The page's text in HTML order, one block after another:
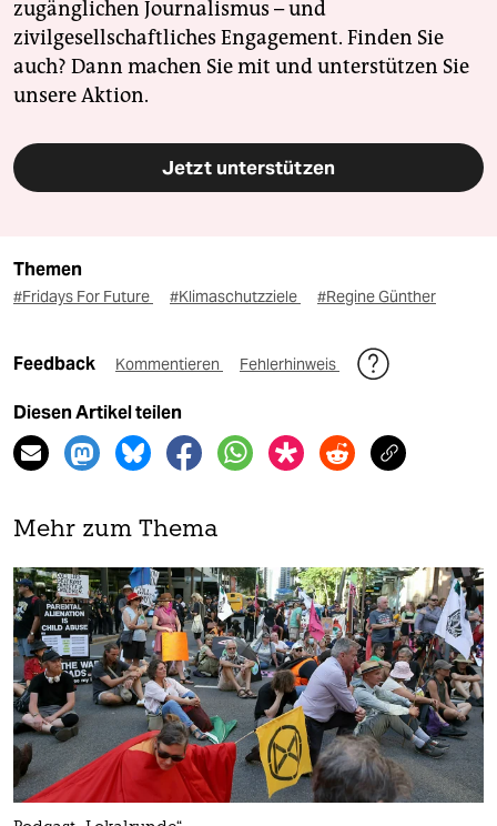
zugänglichen Journalismus – und
zivilgesellschaftliches Engagement. Finden Sie
auch? Dann machen Sie mit und unterstützen Sie
unsere Aktion.
Jetzt unterstützen
Themen
#Fridays For Future #Klimaschutzziele #Regine Günther
Feedback Kommentieren Fehlerhinweis
Diesen Artikel teilen
Mehr zum Thema